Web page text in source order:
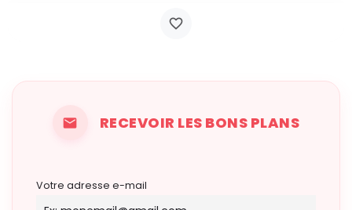
RECEVOIR LES BONS PLANS
Votre adresse e-mail